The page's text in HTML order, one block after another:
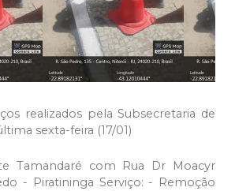
realizados pela Subsecretaria de
sexta-feira (17/01)
Tamandaré com Rua Dr Moacyr
- Piratininga Serviço: - Remoção